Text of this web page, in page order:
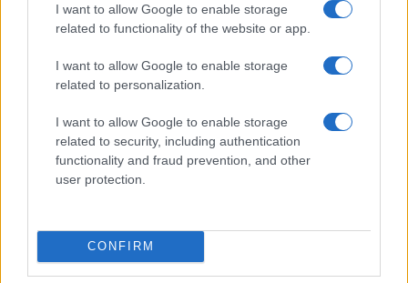
I want to allow Google to enable storage
related to functionality of the website or app.
I want to allow Google to enable storage
related to personalization.
I want to allow Google to enable storage
related to security, including authentication
functionality and fraud prevention, and other
user protection.
CONFIRM
Αρχιεπίσκοπος ΗΠΑ Ελπιδοφόρος: Ενωμένοι
αυταπόδεικτες αλήθειες της πίστης και της